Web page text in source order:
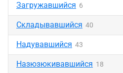
Загружавшийся 6
Складывавшийся 40
Надувавшийся 43
Назюзюкивавшийся 18